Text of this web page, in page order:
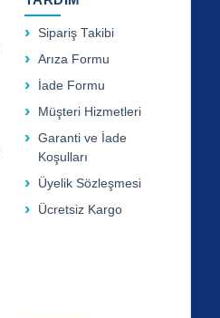
Sipariş Takibi
Arıza Formu
İade Formu
Müşteri Hizmetleri
Garanti ve İade
Koşulları
Üyelik Sözleşmesi
Ücretsiz Kargo